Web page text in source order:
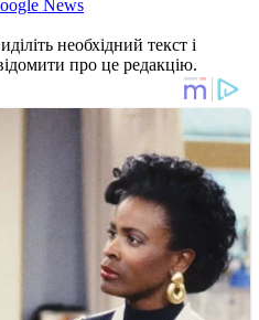
News
необхідний текст і
про це редакцію.